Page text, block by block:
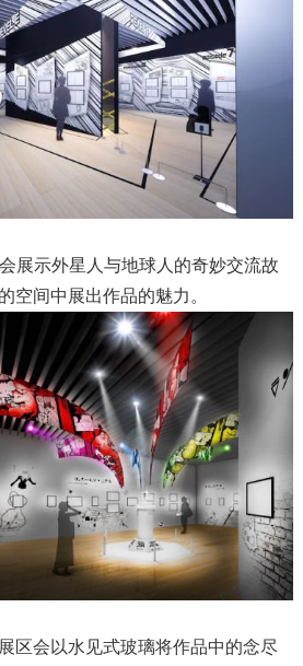
展示外星人与地球人的奇妙交流故
空间中展出作品的魅力。
区会以水见式玻璃将作品中的念尽